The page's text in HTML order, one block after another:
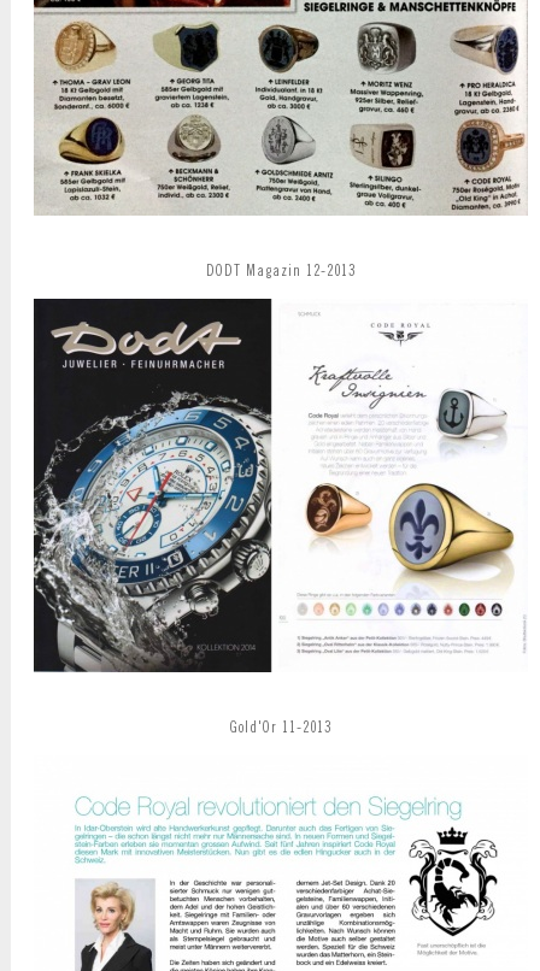
DODT Magazin 12-2013
Gold'Or 11-2013